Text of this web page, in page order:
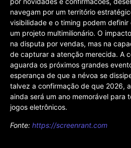
navegam por um território
visibilidade e o timing podem definir
um projeto multimilionário. O
na disputa por vendas, mas na
de capturar a atenção merecida. A
aguarda os próximos grandes
esperança de que a névoa se
talvez a confirmação de que 2026,
ainda será um ano memorável para
jogos eletrônicos.
Fonte: https://screenrant.com